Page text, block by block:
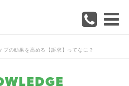
ブの効果を高める【訴求】ってなに？